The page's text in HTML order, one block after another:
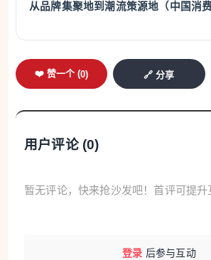
从品牌集聚地到潮流策源地（中国消
❤️ 赞一个 (0) 🔗 分享
用户评论 (0)
暂无评论，快来抢沙发吧！首评可提升
登录 后参与互动